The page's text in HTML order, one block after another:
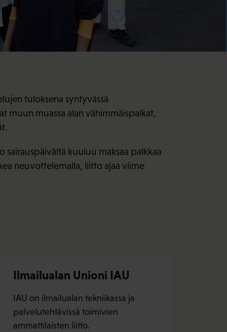
tuloksena syntyvässä
muun muassa alan vähimmäispalkat,
kuuluu maksaa palkkaa
neuvottelemalla, liitto ajaa viime
Ilmailualan Unioni IAU
IAU on ilmailualan tekniikassa ja
palvelutehtävissä toimivien
ammattilaisten liitto.